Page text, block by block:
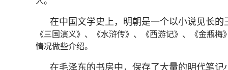
在中国文学史上，明朝是一个以小说见长的
《三国演义》、《水浒传》、《西游记》、《金瓶
情况做些介绍。
在毛泽东的书房中，保存了大量的明代笔